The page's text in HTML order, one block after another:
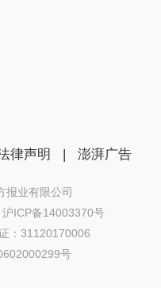
律声明 | 澎湃广告
报业有限公司
ICP备14003370号
：31120170006
号